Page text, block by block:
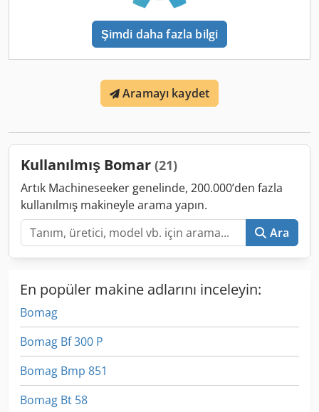
Şimdi daha fazla bilgi
Aramayı kaydet
Kullanılmış Bomar (21)
Artık Machineseeker genelinde, 200.000’den fazla
kullanılmış makineyle arama yapın.
Ara
En popüler makine adlarını inceleyin:
Bomag
Bomag Bf 300 P
Bomag Bmp 851
Bomag Bt 58